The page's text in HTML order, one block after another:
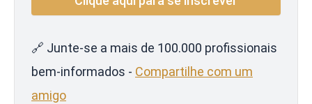
🔗 Junte-se a mais de 100.000 profissionais
bem-informados - Compartilhe com um
amigo